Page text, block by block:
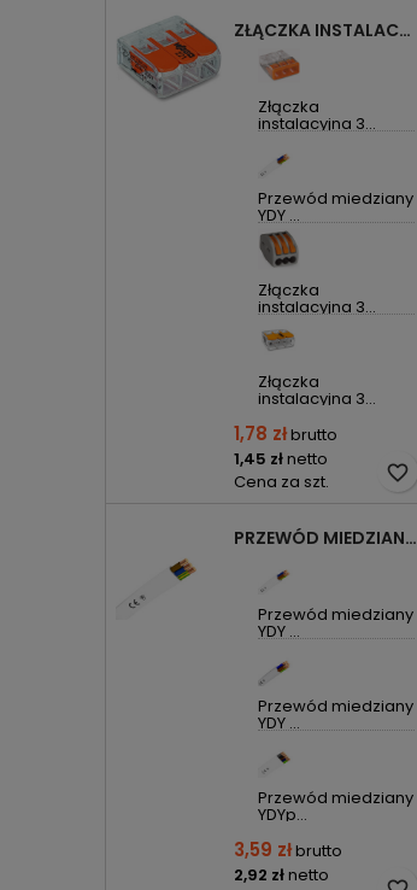
ZŁĄCZKA INSTALACYJNA 3X UNIWERSALNA COMPACT 221-413 WAGO
Złączka
instalacyjna 3...
Przewód miedziany
YDY ...
Złączka
instalacyjna 3...
Złączka
instalacyjna 3...
1,78 złbrutto
1,45 złnetto
Cena za szt.
favorite_border
PRZEWÓD MIEDZIANY YDYP DRUT 3X1,5MM2 ŻO 450/750V
Przewód miedziany
YDY ...
Przewód miedziany
YDY ...
Przewód miedziany
YDYp...
3,59 złbrutto
2,92 złnetto